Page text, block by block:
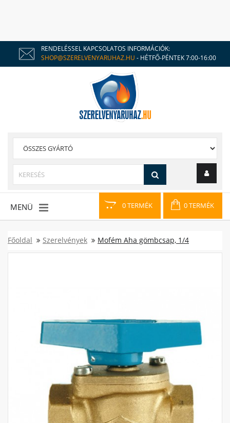
RENDELÉSSEL KAPCSOLATOS INFORMÁCIÓK:
SHOP@SZERELVENYARUHAZ.HU - HÉTFŐ-PÉNTEK 7:00-16:00
0 TERMÉK 0 TERMÉK
MENÜ
Főoldal Szerelvények Mofém Aha gömbcsap, 1/4